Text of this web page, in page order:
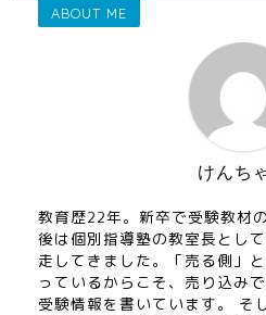
ABOUT ME
けんち
教育歴22年。新卒で受験教材
後は個別指導塾の教室長とし
走してきました。「売る側」
っているからこそ、売り込み
受験情報を書いています。 そ